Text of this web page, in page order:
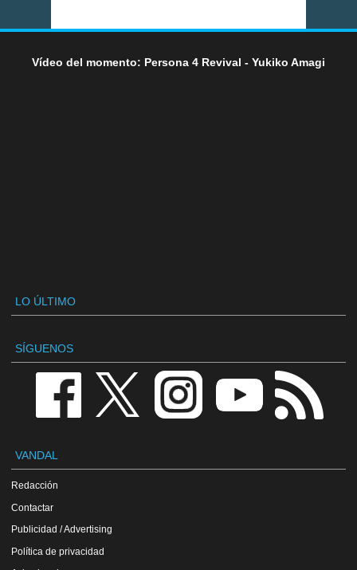
Vídeo del momento: Persona 4 Revival - Yukiko Amagi
LO ÚLTIMO
SÍGUENOS
VANDAL
Redacción
Contactar
Publicidad / Advertising
Política de privacidad